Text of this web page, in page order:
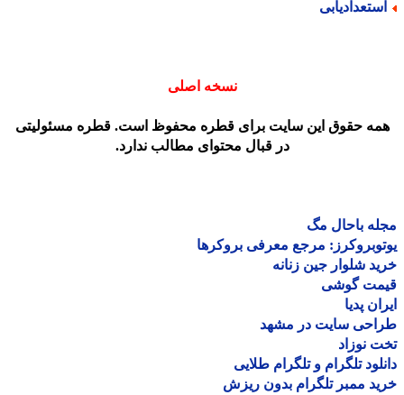
نسخه اصلی
حقوق این سایت برای قطره محفوظ است. قطره مسئولیتی
در قبال محتوای مطالب ندارد.
باحال مگ
مرجع معرفی بروکرها
شلوار جین زنانه
گوشی
پدیا
سایت در مشهد
نوزاد
تلگرام و تلگرام طلایی
ممبر تلگرام بدون ریزش